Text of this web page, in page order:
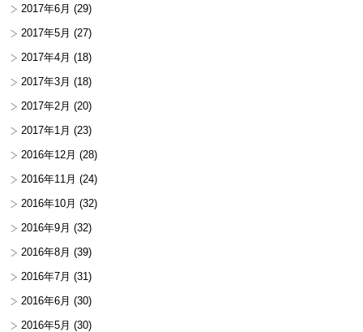
2017年6月 (29)
2017年5月 (27)
2017年4月 (18)
2017年3月 (18)
2017年2月 (20)
2017年1月 (23)
2016年12月 (28)
2016年11月 (24)
2016年10月 (32)
2016年9月 (32)
2016年8月 (39)
2016年7月 (31)
2016年6月 (30)
2016年5月 (30)